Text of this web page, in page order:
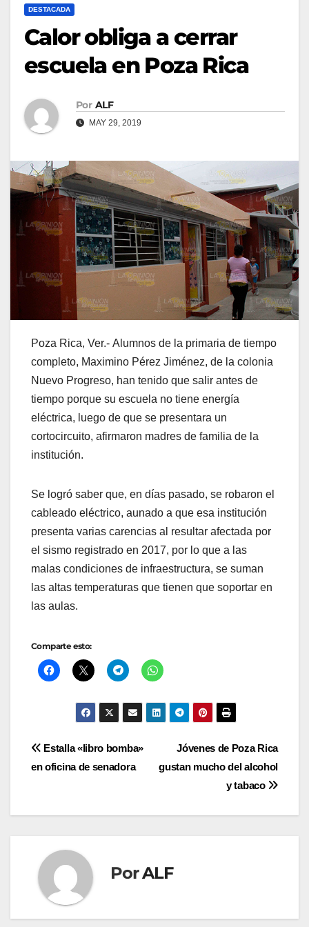
DESTACADA
Calor obliga a cerrar
escuela en Poza Rica
Por ALF
MAY 29, 2019
Poza Rica, Ver.- Alumnos de la primaria de tiempo
completo, Maximino Pérez Jiménez, de la colonia
Nuevo Progreso, han tenido que salir antes de
tiempo porque su escuela no tiene energía
eléctrica, luego de que se presentara un
cortocircuito, afirmaron madres de familia de la
institución.
Se logró saber que, en días pasado, se robaron el
cableado eléctrico, aunado a que esa institución
presenta varias carencias al resultar afectada por
el sismo registrado en 2017, por lo que a las
malas condiciones de infraestructura, se suman
las altas temperaturas que tienen que soportar en
las aulas.
Comparte esto:
Navegación
entradas
Jóvenes de Poza Rica
gustan mucho del alcohol
y tabaco
Estalla «libro bomba»
en oficina de senadora
PorALF